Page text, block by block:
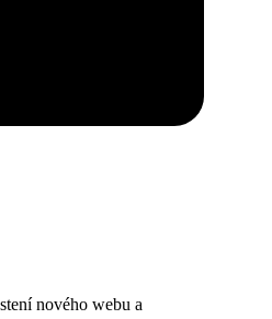
nového webu a